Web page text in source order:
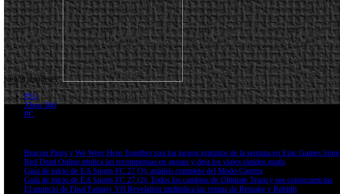
juegos japoneses".
PS3
Xbox 360
PC
Beacon Pines y We Were Here Together son los juegos gratuitos de la semana en Epic Games Store
Red Dead Online triplica las recompensas en agosto y deja los viajes rápidos gratis
Guía de inicio de EA Sports FC 27 (3): análisis completo del Modo Carrera
Guía de inicio de EA Sports FC 27 (2): Todos los cambios de Ultimate Team y sus consecuencias
El anuncio de Final Fantasy VII Revelation multiplica las ventas de Remake y Rebirth